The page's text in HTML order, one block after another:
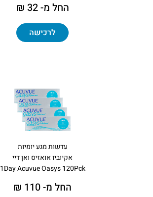
החל מ- 32 ₪
לרכישה
עדשות מגע יומיות
אקיוביו אואזיס ואן דיי
1Day Acuvue Oasys 120Pck
החל מ- 110 ₪